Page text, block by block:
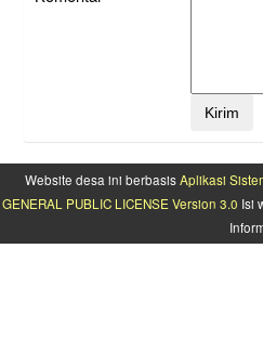
Website desa ini berbasisAplikasi
GENERAL PUBLIC LICENSE Version 3.0 Isi